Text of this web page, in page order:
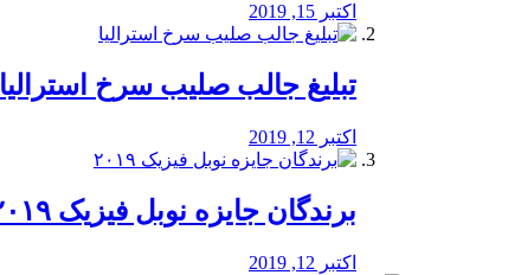
اکتبر 15, 2019
تبلیغ جالب صلیب سرخ استرالیا
اکتبر 12, 2019
برندگان جایزه نوبل فیزیک ۲۰۱۹
اکتبر 12, 2019